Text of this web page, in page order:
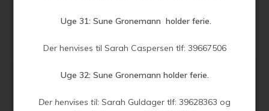
Uge 31: Sune Gronemann holder ferie.
Der henvises til Sarah Caspersen tlf: 39667506
Uge 32: Sune Gronemann holder ferie.
Der henvises til: Sarah Guldager tlf: 39628363 og